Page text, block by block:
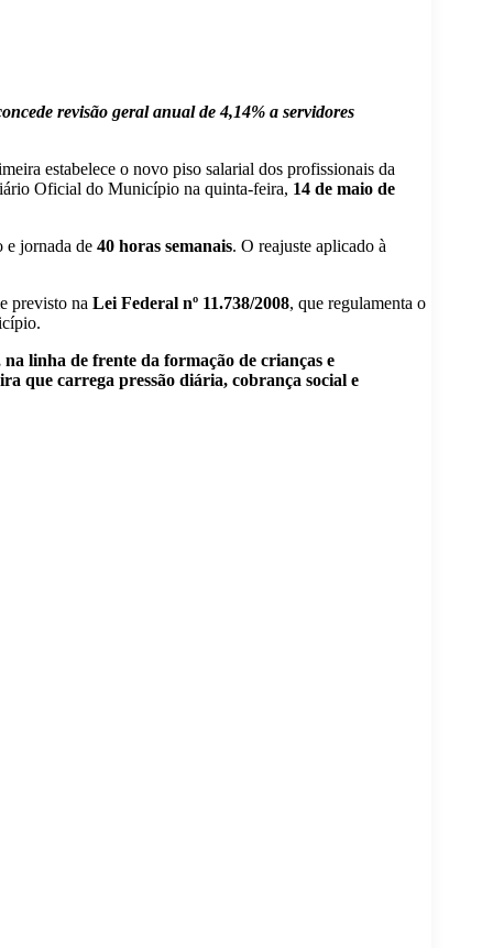
revisão geral anual de 4,14% a servidores
estabelece o novo piso salarial dos profissionais da
Oficial do Município na quinta-feira, 14 de maio de
e jornada de 40 horas semanais. O reajuste aplicado à
previsto na Lei Federal nº 11.738/2008, que regulamenta o
linha de frente da formação de crianças e
que carrega pressão diária, cobrança social e